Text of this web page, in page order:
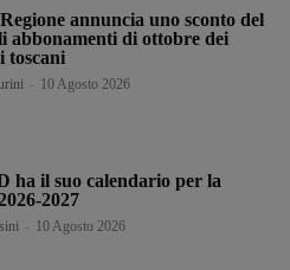
annuncia uno sconto del
abbonamenti di ottobre dei
toscani
10 Agosto 2026
ha il suo calendario per la
2027
10 Agosto 2026